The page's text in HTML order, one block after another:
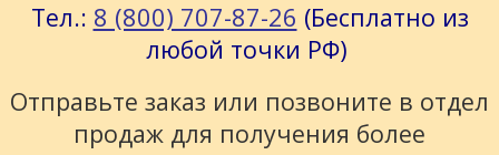
Тел.: 8 (800) 707-87-26 (Бесплатно из
любой точки РФ)
Отправьте заказ или позвоните в отдел
продаж для получения более